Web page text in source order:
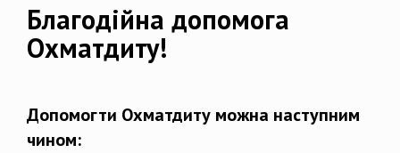
Благодійна допомога
Охматдиту!
Допомогти Охматдиту можна наступним
чином: